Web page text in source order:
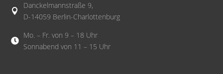

Danckelmannstraße 9,
D-14059 Berlin-Charlottenburg

Mo. – Fr. von 9 – 18 Uhr
Sonnabend von 11 – 15 Uhr